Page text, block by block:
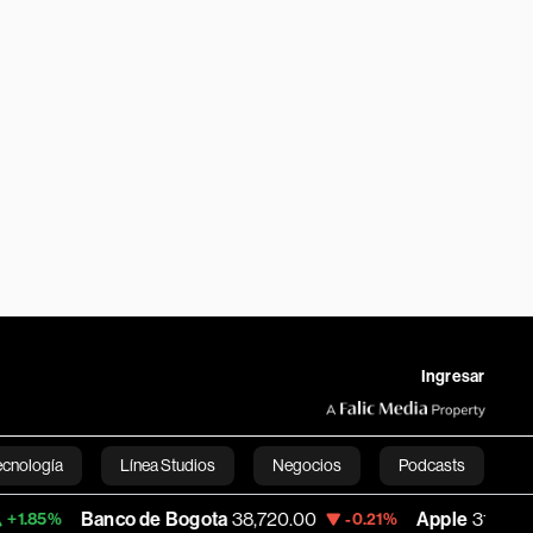
Ingresar
Línea Studios Negocios Podcasts
English
de Bogota 38,720.00 -0.21% Apple 310.94 +0.55%